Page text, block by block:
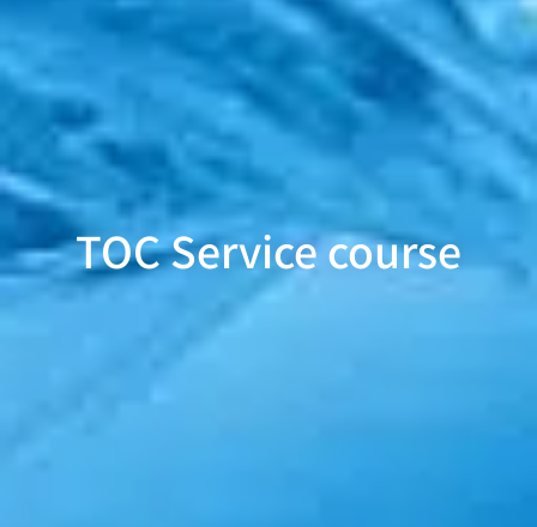
TOC Service course